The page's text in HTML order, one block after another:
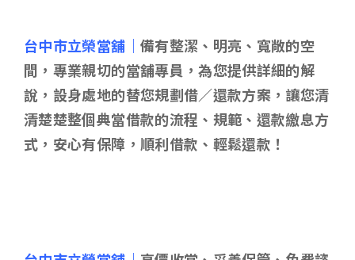
台中市立榮當舖｜ 備有整潔、明亮、寬敞的空
間，專業親切的當舖專員，為您提供詳細的解
說，設身處地的替您規劃借／還款方案，讓您清
清楚楚整個典當借款的流程、規範、還款繳息方
式，安心有保障，順利借款、輕鬆還款！